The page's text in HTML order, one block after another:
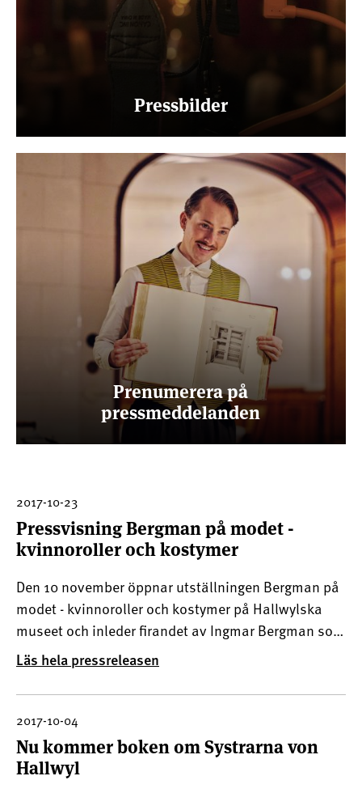
Pressbilder
Prenumerera på
pressmeddelanden
2017-10-23
Pressvisning Bergman på modet -
kvinnoroller och kostymer
Den 10 november öppnar utställningen Bergman på
modet - kvinnoroller och kostymer på Hallwylska
museet och inleder firandet av Ingmar Bergman som
skulle ha fyllt 100 år den 14 juli 2018. Pressvisning
äger rum torsdagen den 9 november kl 9.30-10.30
på Hallwylska museet.Anmälan till press@lsh.se
sena
Läs hela pressreleasen
2017-10-04
Nu kommer boken om Systrarna von
Hallwyl